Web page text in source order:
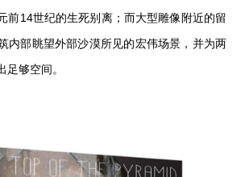
前14世纪的生死别离；而大型雕像附近的留
内部眺望外部沙漠所见的宏伟场景，并为两
够空间。